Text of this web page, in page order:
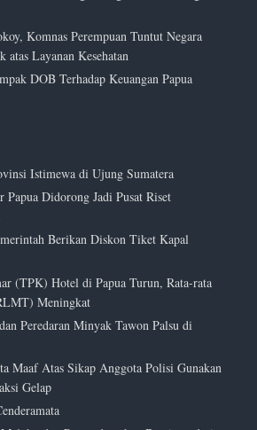
Komnas Perempuan Tuntut Negara
atas Layanan Kesehatan
DOB Terhadap Keuangan Papua
Istimewa di Ujung Sumatera
Didorong Jadi Pusat Riset
Berikan Diskon Tiket Kapal
(TPK) Hotel di Papua Turun, Rata-rata
Meningkat
Peredaran Minyak Tawon Palsu di
Maaf Atas Sikap Anggota Polisi Gunakan
Gelap